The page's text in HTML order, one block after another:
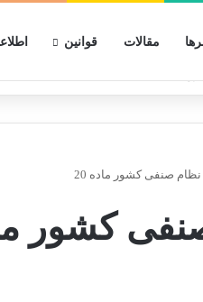
مقالات قوانین
صنفی کشور ماده 20
کشور